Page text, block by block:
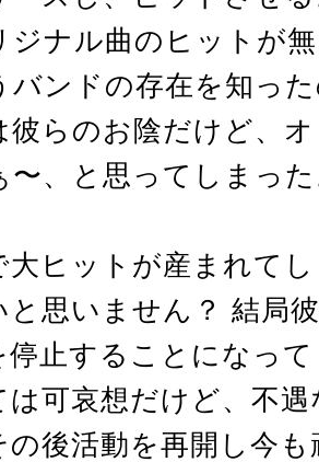
ジナル曲のヒットが
バンドの存在を知っ
彼らのお陰だけど、
〜、と思ってしまっ
大ヒットが産まれて
と思いません？ 結局
停止することになっ
は可哀想だけど、不
の後活動を再開し今